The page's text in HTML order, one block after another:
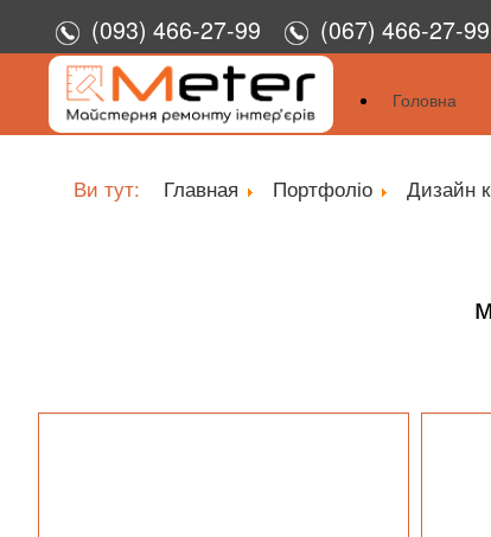
(093) 466-27-99 (067) 466-27-99
Головна
Ви тут: Главная Портфоліо Дизайн